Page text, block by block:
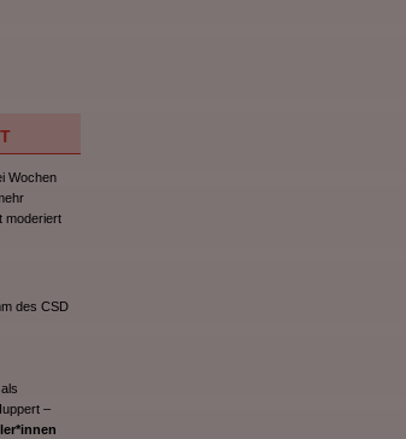
Wochen
moderiert
des CSD
–